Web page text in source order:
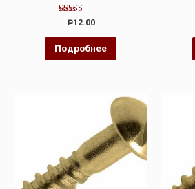
Оценка
4.00
из 5
Р12.00
Подробнее